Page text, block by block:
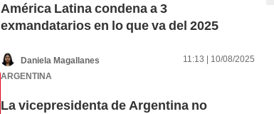
América Latina condena a 3
exmandatarios en lo que va del 2025
Daniela Magallanes
11:13 | 10/08/2025
ARGENTINA
La vicepresidenta de Argentina no